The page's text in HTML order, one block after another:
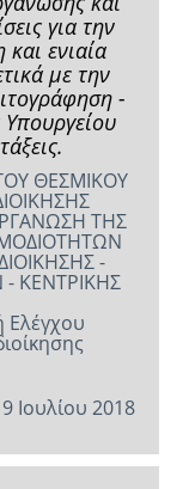
για την
ενιαία
με την
-
Υπουργείου
ΘΕΣΜΙΚΟΥ
ΤΗΣ
-
ΚΕΝΤΡΙΚΗΣ
Ελέγχου
Ιουλίου 2018